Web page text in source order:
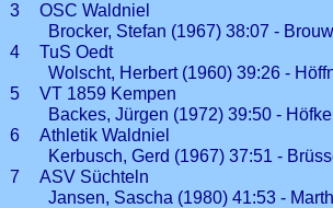
3
OSC Waldniel
Brocker, Stefan (1967) 38:07 -
4
TuS Oedt
Wolscht, Herbert (1960) 39:26 -
5
VT 1859 Kempen
Backes, Jürgen (1972) 39:50 -
6
Athletik Waldniel
Kerbusch, Gerd (1967) 37:51 -
7
ASV Süchteln
Jansen, Sascha (1980) 41:53 -